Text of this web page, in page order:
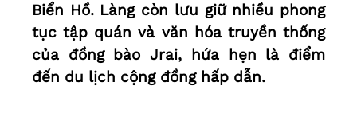
Biển Hồ. Làng còn lưu giữ nhiều phong
tục tập quán và văn hóa truyền thống
của đồng bào Jrai, hứa hẹn là điểm
đến du lịch cộng đồng hấp dẫn.